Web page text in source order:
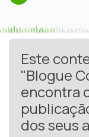
Este
"Blogue
encontra
dos seus